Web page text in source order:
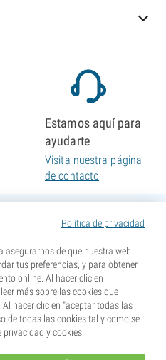
Política de privacidad
asegurarnos de que nuestra web
tus preferencias, y para obtener
online. Al hacer clic en
más sobre las cookies que
hacer clic en "aceptar todas las
de todas las cookies tal y como se
y cookies.
Estamos aquí para
ayudarte
Visita nuestra página
de contacto